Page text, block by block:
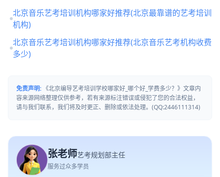
北京音乐艺考培训机构哪家好推荐(北京最靠谱的艺考培训
机构)
北京音乐艺考培训机构哪家好推荐(北京音乐艺考机构收费
多少)
免责声明: 《北京编导艺考培训学校哪家好_哪个好_学费多少？》文章内
容来源网络整理仅供参考，若有来源标注错误或侵犯了您的合法权益，
请与我们联系，我们将及时更正、删除或依法处理。(QQ:2446111314)
张老师艺考规划部主任
服务过众多学员